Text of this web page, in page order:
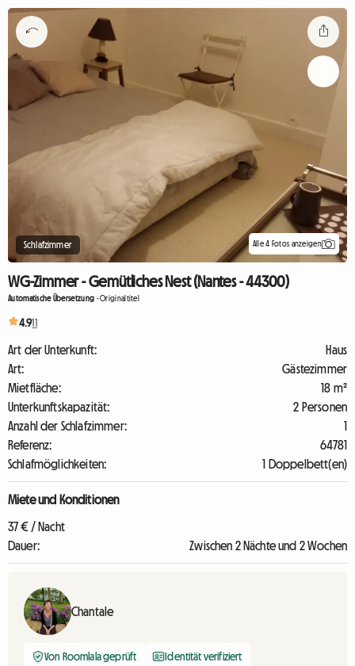
Schlafzimmer Alle 4 Fotos anzeigen
WG-Zimmer - Gemütliches Nest (Nantes - 44300)
Automatische Übersetzung -Originaltitel
4.911
Art der Unterkunft:
Haus
Art:
Gästezimmer
Mietfläche:
18 m²
Unterkunftskapazität:
2 Personen
Anzahl der Schlafzimmer:
1
Referenz:
64781
Schlafmöglichkeiten:
1 Doppelbett(en)
Miete und Konditionen
37 € / Nacht
Dauer:
Zwischen 2 Nächte und 2 Wochen
Chantale
Von Roomlala geprüft Identität verifiziert